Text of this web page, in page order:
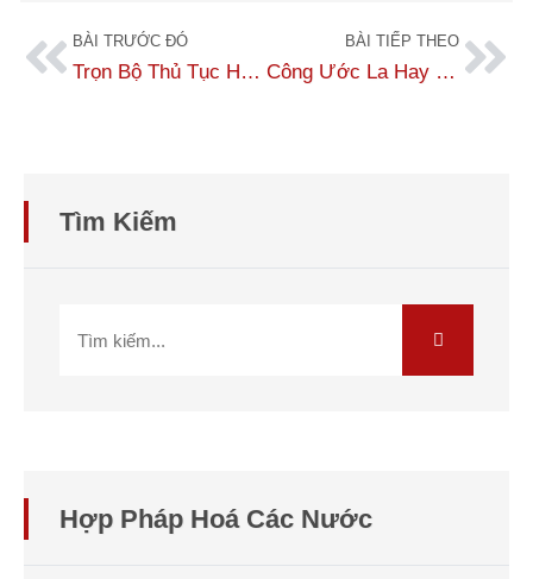
BÀI TRƯỚC ĐÓ
Trọn Bộ Thủ Tục Hợp Pháp Hóa Lãnh Sự Đài Loan (Taiwan) 2025
BÀI TIẾP THEO
Công Ước La Hay Và Ý Nghĩa Trong Hợp Pháp Hóa Lãnh Sự
Tìm Kiếm
Hợp Pháp Hoá Các Nước